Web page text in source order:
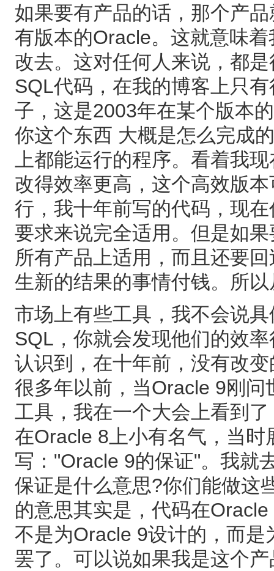
如果要有产品的话，那个产
有版本的Oracle。这就意味
改去。这对任何人来说，都
SQL代码，在我的博客上只
子，这是2003年在某个版本
你这个东西 大概是怎么完成
上都能运行的程序。看着我
改得效率更高，这个高效版
行，我十年前写的代码，现
要求来说完全适用。但是如
所有产品上适用，而且还要
生新的结果的事情付钱。所
市场上有些工具，我不会说
SQL，你就会发现他们的效
认识到，在十年前，没有改
很多年以前，当Oracle 9刚
工具，我在一个大会上看到
在Oracle 8上小有名气，当
写："Oracle 9的保证"。我就
保证是什么意思?你们能做这
的意思其实是，代码在
不是为Oracle 9设计的，而
罢了。可以说如果我是这个